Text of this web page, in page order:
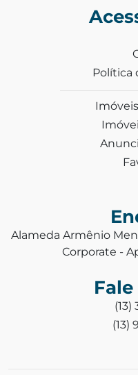
Política
Alameda Armênio
Corporate -
(13)